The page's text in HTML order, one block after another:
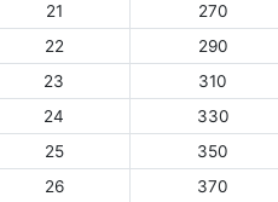
21
270
22
290
23
310
24
330
25
350
26
370